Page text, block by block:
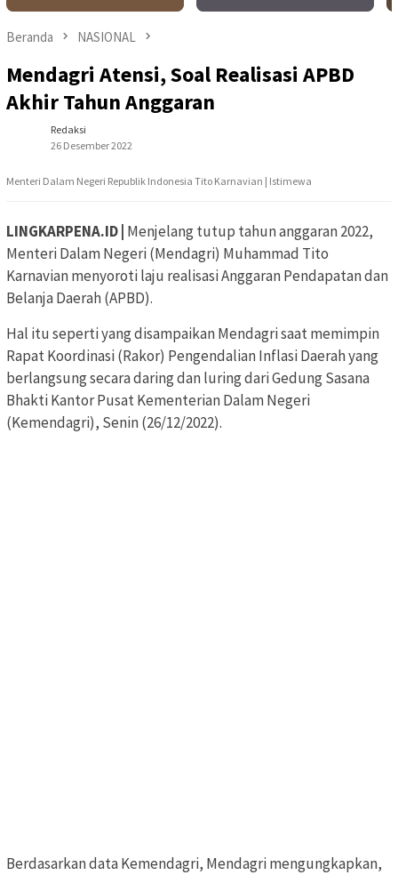
Beranda NASIONAL
Mendagri Atensi, Soal Realisasi APBD
Akhir Tahun Anggaran
Redaksi
26 Desember 2022
Menteri Dalam Negeri Republik Indonesia Tito Karnavian | Istimewa
LINGKARPENA.ID | Menjelang tutup tahun anggaran 2022,
Menteri Dalam Negeri (Mendagri) Muhammad Tito
Karnavian menyoroti laju realisasi Anggaran Pendapatan dan
Belanja Daerah (APBD).
Hal itu seperti yang disampaikan Mendagri saat memimpin
Rapat Koordinasi (Rakor) Pengendalian Inflasi Daerah yang
berlangsung secara daring dan luring dari Gedung Sasana
Bhakti Kantor Pusat Kementerian Dalam Negeri
(Kemendagri), Senin (26/12/2022).
Berdasarkan data Kemendagri, Mendagri mengungkapkan,